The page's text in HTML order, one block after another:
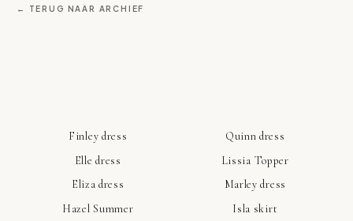
← TERUG NAAR ARCHIEF
Finley dress
Quinn dress
Elle dress
Lissia Topper
Eliza dress
Marley dress
Hazel Summer
Isla skirt